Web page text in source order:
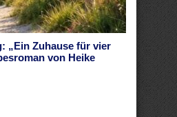
„Ein Zuhause für vier
von Heike